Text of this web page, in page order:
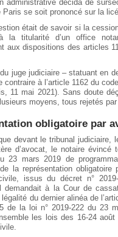
administrative décida de
Paris se soit prononcé sur la
était de savoir si la
à la titularité d’un office
aux dispositions des articles
du juge judiciaire – statuant en
contraire à l’article 1162 du
11 mai 2021). Sans doute
moyens, tous rejetés
obligatoire par
devant le tribunal
d’avocat, le notaire évincé
23 mars 2019 de
de la représentation
issus du décret n°
demandait à la Cour de
du dernier alinéa de
de la loi n° 2019-222 du 23
les lois des 16-24